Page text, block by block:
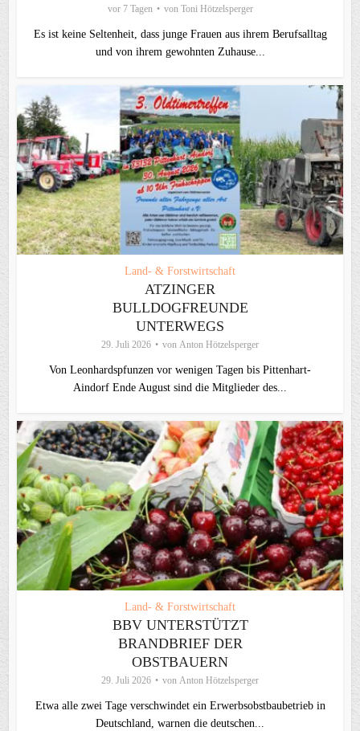
vor 7 Tagen von Toni Hötzelsperger
Es ist keine Seltenheit, dass junge Frauen aus ihrem Berufsalltag
und von ihrem gewohnten Zuhause...
Land- & Forstwirtschaft
ATZINGER
BULLDOGFREUNDE
UNTERWEGS
29. Juli 2026 von Anton Hötzelsperger
Von Leonhardspfunzen vor wenigen Tagen bis Pittenhart-
Aindorf Ende August sind die Mitglieder des...
Land- & Forstwirtschaft
BBV UNTERSTÜTZT
BRANDBRIEF DER
OBSTBAUERN
29. Juli 2026 von Anton Hötzelsperger
Etwa alle zwei Tage verschwindet ein Erwerbsobstbaubetrieb in
Deutschland, warnen die deutschen...